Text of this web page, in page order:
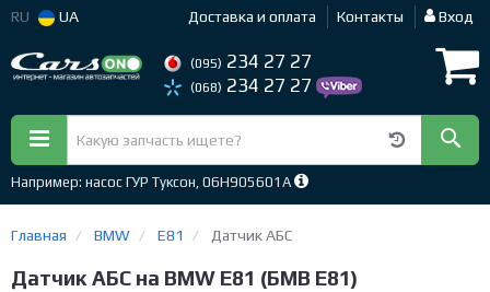
RU UA Доставка и оплата Контакты Вход
(095) 234 27 27
(068) 234 27 27
Например: насос ГУР Туксон, 06H905601A
Главная BMW E81 Датчик АБС
Датчик АБС на BMW E81 (БМВ Е81)